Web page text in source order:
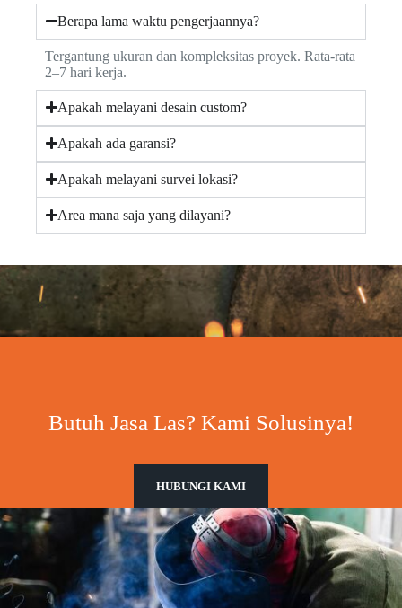
Berapa lama waktu pengerjaannya?
Tergantung ukuran dan kompleksitas proyek. Rata-rata
2–7 hari kerja.
Apakah melayani desain custom?
Apakah ada garansi?
Apakah melayani survei lokasi?
Area mana saja yang dilayani?
Butuh Jasa Las? Kami Solusinya!
HUBUNGI KAMI